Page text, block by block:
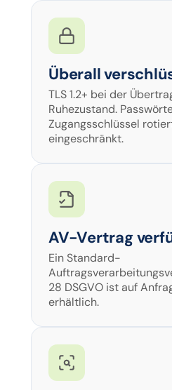
Überall
TLS 1.2+ bei der
Ruhezustand.
Zugangsschlüssel
eingeschränkt.
AV-Vertrag
Ein Standard-
28 DSGVO ist auf
erhältlich.